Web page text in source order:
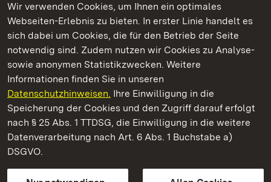
Wir verwenden Cookies, um Ihnen ein optimales
Webseiten-Erlebnis zu bieten. In erster Linie handelt es
sich dabei um Cookies, die für den Betrieb der Seite
notwendig sind. Zudem nutzen wir Cookies zu Analyse-
sowie anonymen Statistikzwecken. Weitere
Informationen finden Sie in unseren
Datenschutzhinweisen. Ihre Einwilligung in die
Speicherung der Cookies und den Zugriff darauf erfolgt
nach § 25 Abs. 1 TTDSG, die Einwilligung in die weitere
Datenverarbeitung nach Art. 6 Abs. 1 Buchstabe a)
DSGVO.
Kommen. Staunen. Genießen.
Staatliche Schlösser und Gärten Baden‑Württemberg
Staatliche Schlösser und Gärten Baden-Württemberg
Kontakt
GebärdenspracheLeichte Sprache